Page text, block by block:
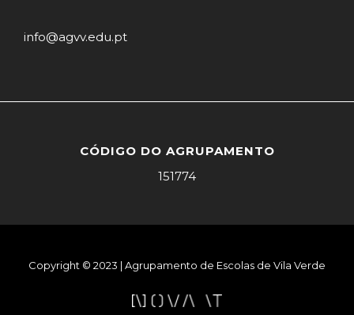
info@agvv.edu.pt
CÓDIGO DO AGRUPAMENTO
151774
Copyright © 2023 | Agrupamento de Escolas de Vila Verde